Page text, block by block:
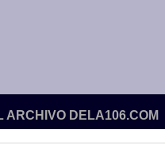
ARCHIVO DELA106.COM